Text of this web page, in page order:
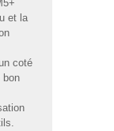
et la
coté
bon